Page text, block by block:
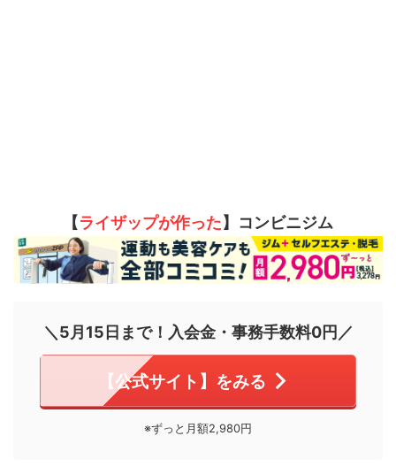
【ライザップが作った】コンビニジム
＼5月15日まで！入会金・事務手数料0円／
【公式サイト】をみる
※ずっと月額2,980円